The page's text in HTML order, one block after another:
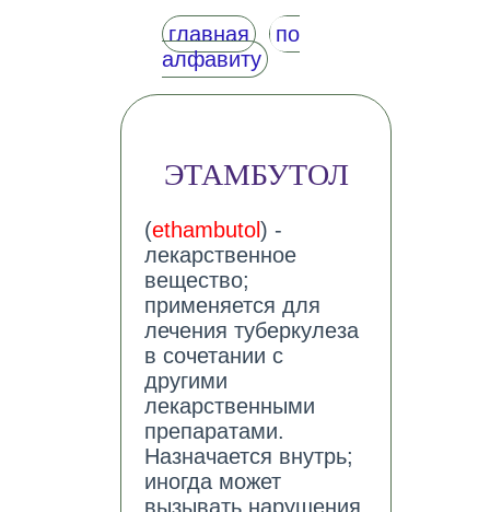
главная
по
алфавиту
ЭТАМБУТОЛ
(ethambutol) -
лекарственное
вещество;
применяется для
лечения туберкулеза
в сочетании с
другими
лекарственными
препаратами.
Назначается внутрь;
иногда может
вызывать нарушения